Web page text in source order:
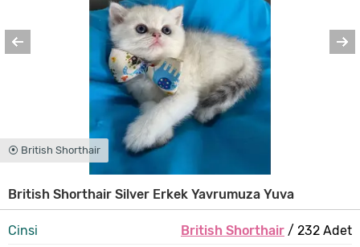
⦿ British Shorthair
British Shorthair Silver Erkek Yavrumuza Yuva
Cinsi British Shorthair/ 232 Adet